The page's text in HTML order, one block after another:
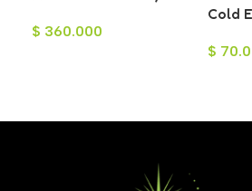
para Hombre 100ml
$ 360.000
Cold
$